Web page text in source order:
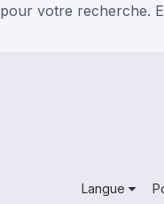
votre recherche.
Langue